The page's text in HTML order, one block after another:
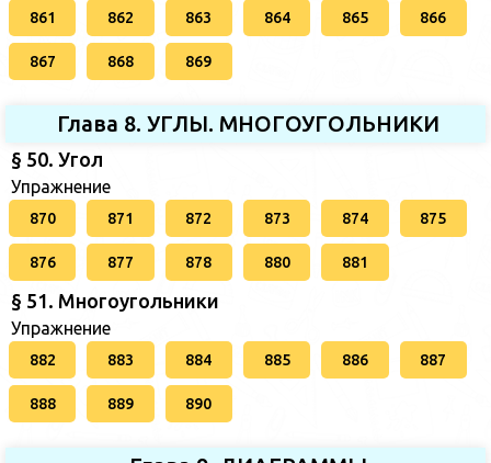
861 862 863 864 865 866
867 868 869
Глава 8. УГЛЫ. МНОГОУГОЛЬНИКИ
§ 50. Угол
Упражнение
870 871 872 873 874 875
876 877 878 880 881
§ 51. Многоугольники
Упражнение
882 883 884 885 886 887
888 889 890